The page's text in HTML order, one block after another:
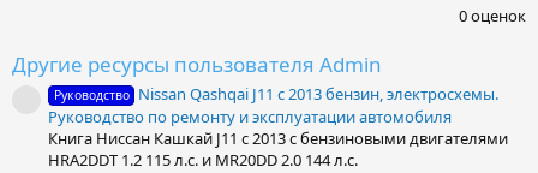
0
з
в
ё
з
д
0 оценок
Другие ресурсы пользователя Admin
Иконка ресурса
Руководство Nissan Qashqai J11 с 2013 бензин, электросхемы.
Руководство по ремонту и эксплуатации автомобиля
Книга Ниссан Кашкай J11 с 2013 с бензиновыми двигателями
HRA2DDT 1.2 115 л.с. и MR20DD 2.0 144 л.с.